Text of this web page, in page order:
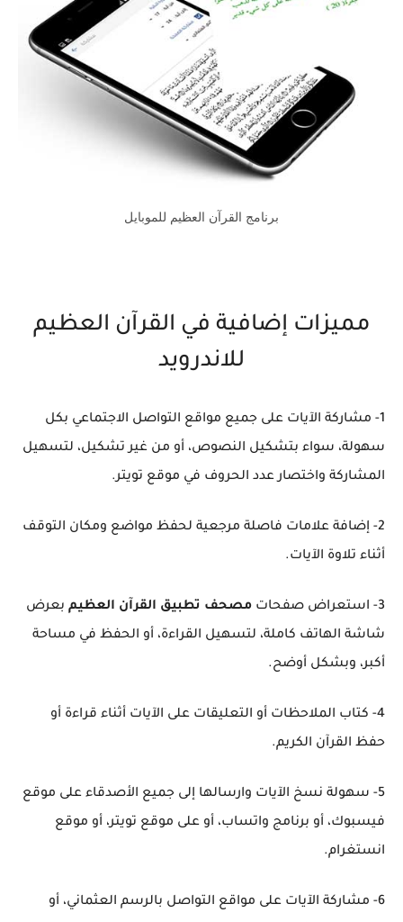
برنامج القرآن العظيم للموبايل
مميزات إضافية في القرآن العظيم
للاندرويد
1- مشاركة الآيات على جميع مواقع التواصل الاجتماعي بكل
سهولة، سواء بتشكيل النصوص، أو من غير تشكيل، لتسهيل
المشاركة واختصار عدد الحروف في موقع تويتر.
2- إضافة علامات فاصلة مرجعية لحفظ مواضع ومكان التوقف
أثناء تلاوة الآيات.
3- استعراض صفحات مصحف تطبيق القرآن العظيم بعرض
شاشة الهاتف كاملة، لتسهيل القراءة، أو الحفظ في مساحة
أكبر، وبشكل أوضح.
4- كتاب الملاحظات أو التعليقات على الآيات أثناء قراءة أو
حفظ القرآن الكريم.
5- سهولة نسخ الآيات وارسالها إلى جميع الأصدقاء على موقع
فيسبوك، أو برنامج واتساب، أو على موقع تويتر، أو موقع
انستغرام.
6- مشاركة الآيات على مواقع التواصل بالرسم العثماني، أو